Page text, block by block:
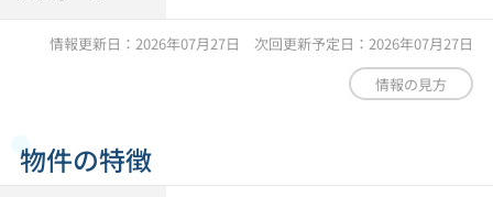
情報更新日：2026年07月27日 次回更新予定日：2026年07月27日
情報の見方
物件の特徴